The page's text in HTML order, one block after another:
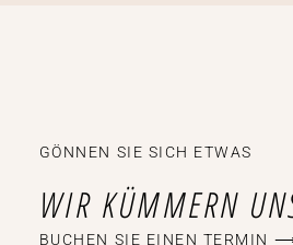
GÖNNEN SIE SICH ETWAS
WIR KÜMMERN
BUCHEN SIE EINEN TERMIN